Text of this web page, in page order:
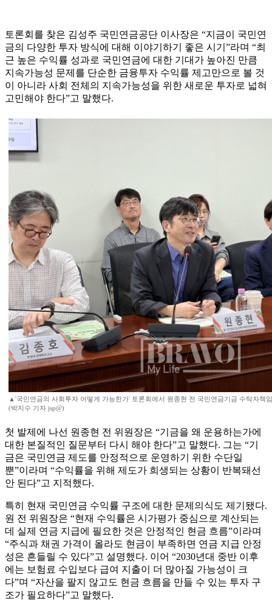
토론회를 찾은 김성주 국민연금공단 이사장은 “지금이 국민연
금의 다양한 투자 방식에 대해 이야기하기 좋은 시기”라며 “최
근 높은 수익률 성과로 국민연금에 대한 기대가 높아진 만큼
지속가능성 문제를 단순한 금융투자 수익률 제고만으로 볼 것
이 아니라 사회 전체의 지속가능성을 위한 새로운 투자로 넓혀
고민해야 한다”고 말했다.
▲'국민연금의 사회투자 어떻게 가능한가' 토론회에서 원종현 전 국민연금기금 수탁자책
(박지수 기자 jsp@)
첫 발제에 나선 원종현 전 위원장은 “기금을 왜 운용하는가에
대한 본질적인 질문부터 다시 해야 한다”고 말했다. 그는 “기
금은 국민연금 제도를 안정적으로 운영하기 위한 수단일
뿐”이라며 “수익률을 위해 제도가 희생되는 상황이 반복돼선
안 된다”고 지적했다.
특히 현재 국민연금 수익률 구조에 대한 문제의식도 제기됐다.
원 전 위원장은 “현재 수익률은 시가평가 중심으로 계산되는
데 실제 연금 지급에 필요한 것은 안정적인 현금 흐름”이라며
“주식과 채권 가격이 올라도 현금이 부족하면 연금 지급 안정
성은 흔들릴 수 있다”고 설명했다. 이어 “2030년대 중반 이후
에는 보험료 수입보다 급여 지출이 더 많아질 가능성이 크
다”며 “자산을 팔지 않고도 현금 흐름을 만들 수 있는 투자 구
조가 필요하다”고 말했다.